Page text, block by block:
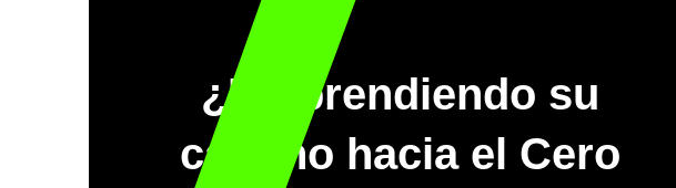
¿Emprendiendo su
camino hacia el Cero